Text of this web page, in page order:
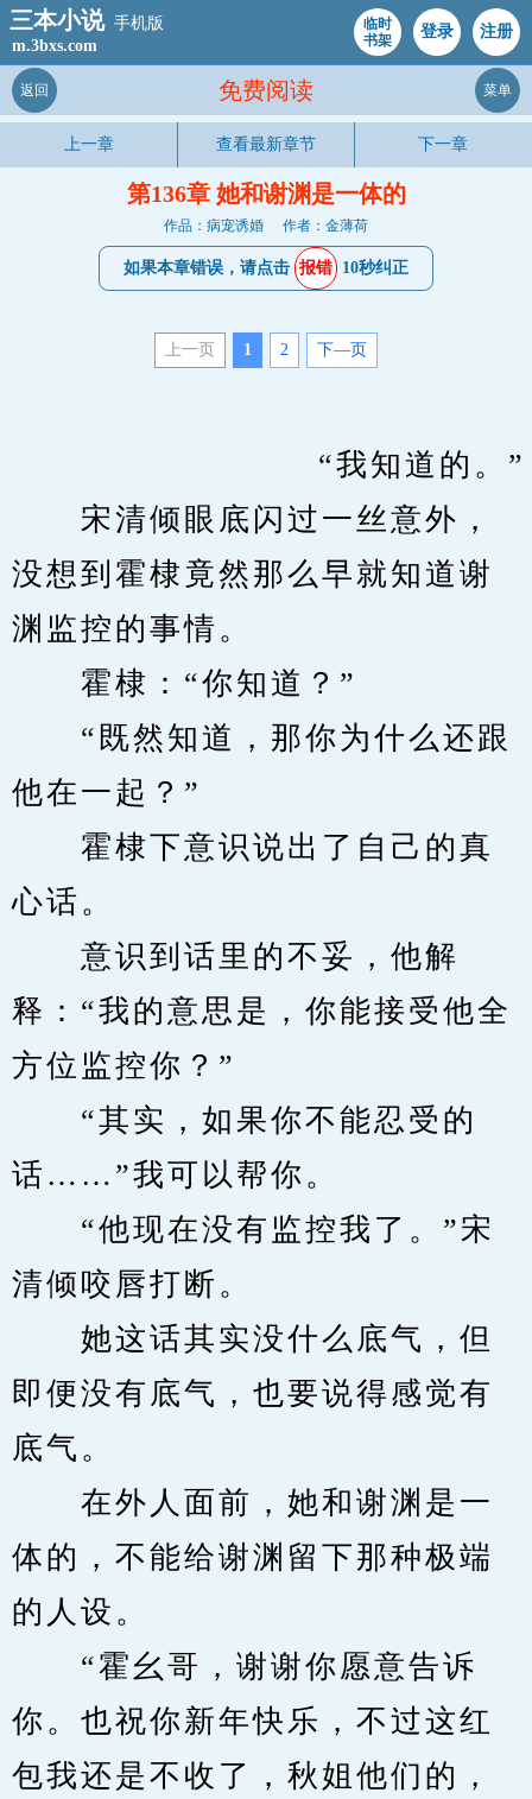
三本小说 手机版
m.3bxs.com
临时
书架
登录 注册
免费阅读
返回 菜单
上一章 查看最新章节 下一章
第136章 她和谢渊是一体的
作品：病宠诱婚 作者：金薄荷
如果本章错误，请点击 报错 10秒纠正
上一页 1 2 下—页
“我知道的。”
宋清倾眼底闪过一丝意外，
没想到霍棣竟然那么早就知道谢
渊监控的事情。
霍棣：“你知道？”
“既然知道，那你为什么还跟
他在一起？”
霍棣下意识说出了自己的真
心话。
意识到话里的不妥，他解
释：“我的意思是，你能接受他全
方位监控你？”
“其实，如果你不能忍受的
话……”我可以帮你。
“他现在没有监控我了。”宋
清倾咬唇打断。
她这话其实没什么底气，但
即便没有底气，也要说得感觉有
底气。
在外人面前，她和谢渊是一
体的，不能给谢渊留下那种极端
的人设。
“霍幺哥，谢谢你愿意告诉
你。也祝你新年快乐，不过这红
包我还是不收了，秋姐他们的，